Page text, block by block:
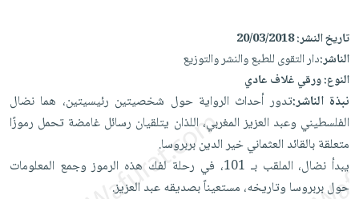
iKitab
على
Android
تحميل
iKitab
على
Apple
masmu3
على
Apple
القراءة
جوائز
أجهزة
العناية
الشخصية
العناية
وتصفيف
الشعر
العناية
بالجسم
المطبخ
والسفرة
جديد
الكل
أواني
الطهي
أدوات
متجر
الهدايا
أقسام
تاريخ النشر:20/03/2018
الناشر:دار التقوى للطبع والنشر والتوزيع
النوع:ورقي غلاف عادي
نبذة الناشر:تدور أحداث الرواية حول شخصيتين رئيسيتين، هما نضال
الفلسطيني وعبد العزيز المغربي، اللذان يتلقيان رسائل غامضة تحمل رموزًا
متعلقة بالقائد العثماني خير الدين بربروسا.
يبدأ نضال، الملقب بـ 101، في رحلة لفك هذه الرموز وجمع المعلومات
حول بربروسا وتاريخه، مستعيناً بصديقه عبد العزيز.